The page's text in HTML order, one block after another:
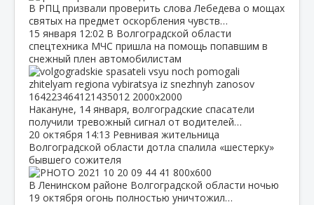
В РПЦ призвали проверить слова Лебедева о мощах
святых на предмет оскорбления чувств…
15 января 12:02 В Волгоградской области
спецтехника МЧС пришла на помощь попавшим в
снежный плен автомобилистам
Накануне, 14 января, волгоградские спасатели
получили тревожный сигнал от водителей…
20 октября 14:13 Ревнивая жительница
Волгоградской области дотла спалила «шестерку»
бывшего сожителя
В Ленинском районе Волгоградской области ночью
19 октября огонь полностью уничтожил…